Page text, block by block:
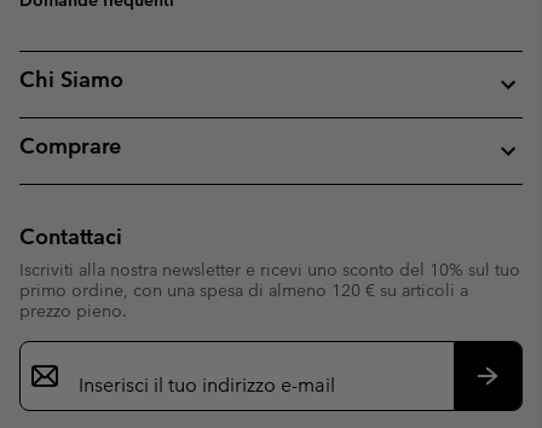
Chi Siamo
Comprare
Contattaci
Iscriviti alla nostra newsletter e ricevi uno sconto del 10% sul tuo
primo ordine, con una spesa di almeno 120 € su articoli a
prezzo pieno.
Iscrizione
e-
mail